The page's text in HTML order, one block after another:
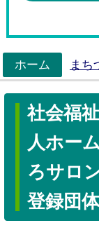
ホーム
まち
社会福
人ホー
ろサロ
登録団